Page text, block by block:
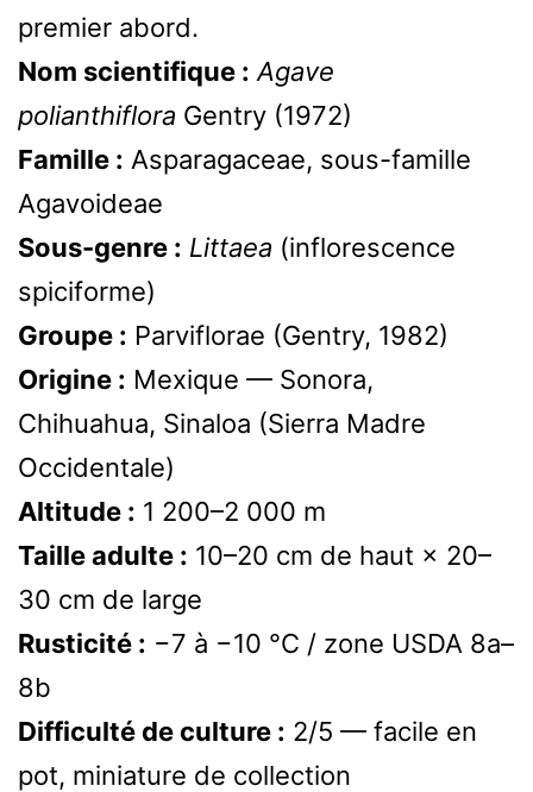
premier abord.
Nom scientifique : Agave
polianthiflora Gentry (1972)
Famille : Asparagaceae, sous-famille
Agavoideae
Sous-genre : Littaea (inflorescence
spiciforme)
Groupe : Parviflorae (Gentry, 1982)
Origine : Mexique — Sonora,
Chihuahua, Sinaloa (Sierra Madre
Occidentale)
Altitude : 1 200–2 000 m
Taille adulte : 10–20 cm de haut × 20–
30 cm de large
Rusticité : −7 à −10 °C / zone USDA 8a–
8b
Difficulté de culture : 2/5 — facile en
pot, miniature de collection